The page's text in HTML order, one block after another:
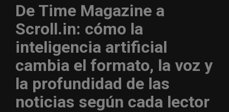
De Time Magazine a
Scroll.in: cómo la
inteligencia artificial
cambia el formato, la voz y
la profundidad de las
noticias según cada lector